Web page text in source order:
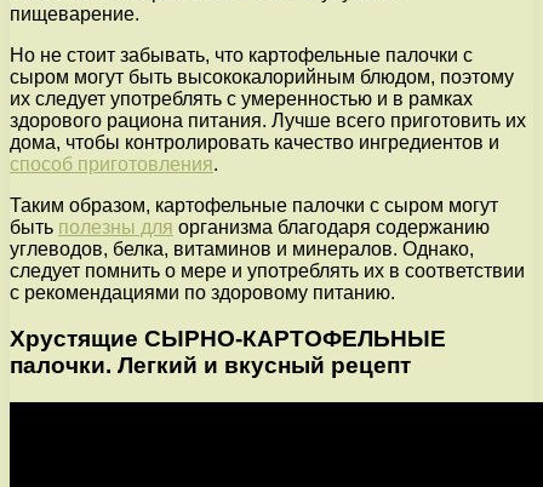
пищеварение.
Но не стоит забывать, что картофельные палочки с
сыром могут быть высококалорийным блюдом, поэтому
их следует употреблять с умеренностью и в рамках
здорового рациона питания. Лучше всего приготовить их
дома, чтобы контролировать качество ингредиентов и
способ приготовления.
Таким образом, картофельные палочки с сыром могут
быть полезны для организма благодаря содержанию
углеводов, белка, витаминов и минералов. Однако,
следует помнить о мере и употреблять их в соответствии
с рекомендациями по здоровому питанию.
Хрустящие СЫРНО-КАРТОФЕЛЬНЫЕ
палочки. Легкий и вкусный рецепт